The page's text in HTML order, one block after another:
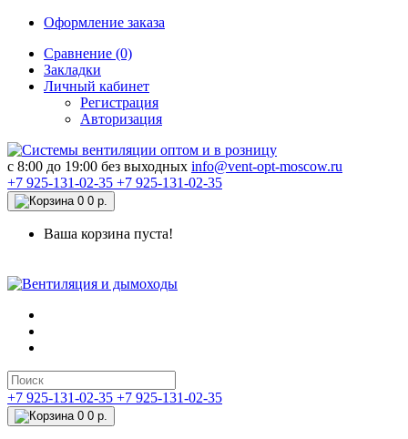
Оформление заказа
Сравнение (0)
Закладки
Личный кабинет
Регистрация
Авторизация
c 8:00 до 19:00 без выходных info@vent-opt-moscow.ru
+7 925-131-02-35 +7 925-131-02-35
0 0 р.
Ваша корзина пуста!
+7 925-131-02-35 +7 925-131-02-35
0 0 р.